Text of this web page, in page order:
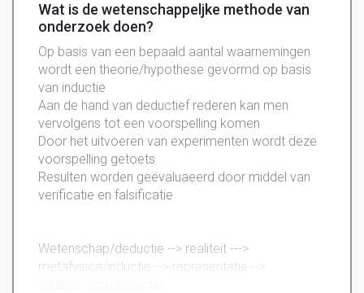
Wat is de wetenschappeljke methode van
onderzoek doen?
Op basis van een bepaald aantal waarnemingen
wordt een theorie/hypothese gevormd op basis
van inductie
Aan de hand van deductief rederen kan men
vervolgens tot een voorspelling komen
Door het uitvoeren van experimenten wordt deze
voorspelling getoets
Resulten worden geëvaluaeerd door middel van
verificatie en falsificatie
Wetenschap/deductie --> realiteit --->
metafysica/inductie --> representatie -->